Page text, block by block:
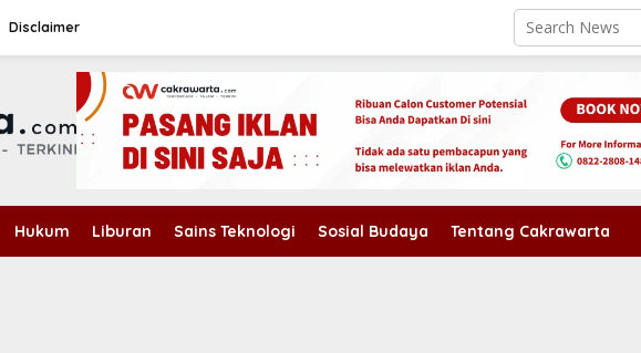
Disclaimer
Hukum Liburan Sains Teknologi Sosial Budaya Tentang Cakrawarta